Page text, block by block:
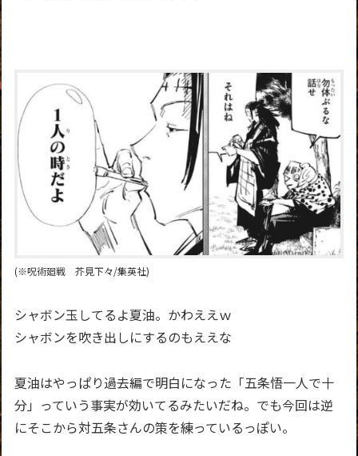
(※呪術廻戦 芥見下々/集英社)
シャボン玉してるよ夏油。かわええｗ
シャボンを吹き出しにするのもええな
夏油はやっぱり過去編で明白になった「五条悟一人で十
分」っていう事実が効いてるみたいだね。でも今回は逆
にそこから対五条さんの策を練っているっぽい。